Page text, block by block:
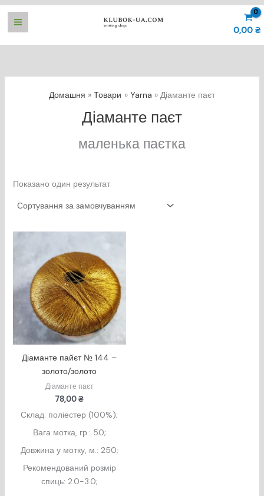
Перейти
0,00 ₴
Домашня Товари Yarna Діаманте паєт
Діаманте паєт
маленька паєтка
Показано один результат
Діаманте пайєт № 144 –
золото/золото
Діаманте паєт
78,00₴
Склад: поліестер (100%);
Вага мотка, гр.: 50;
Довжина у мотку, м.: 250;
Рекомендований розмір
спиць: 2.0-3.0;